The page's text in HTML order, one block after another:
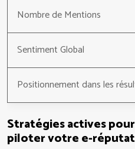
Nombre de Mentions
Sentiment Global
Positionnement dans les
Stratégies actives
piloter votre e-